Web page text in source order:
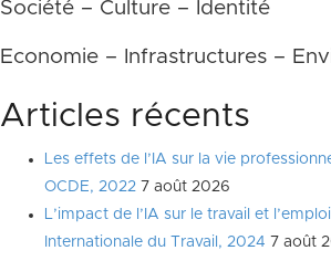
Société – Culture – Identité
Economie – Infrastructures –
Articles récents
Les effets de l’IA sur la vie
OCDE, 2022 7 août 2026
L’impact de l’IA sur le travail et
Internationale du Travail, 2024 7 août